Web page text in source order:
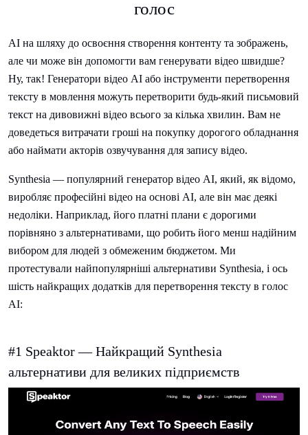
голос
AI на шляху до освоєння створення контенту та зображень,
але чи може він допомогти вам генерувати відео швидше?
Ну, так! Генератори відео AI або інструменти перетворення
тексту в мовлення можуть перетворити будь-який письмовий
текст на дивовижні відео всього за кілька хвилин. Вам не
доведеться витрачати гроші на покупку дорогого обладнання
або наймати акторів озвучування для запису відео.
Synthesia — популярний генератор відео AI, який, як відомо,
виробляє професійні відео на основі AI, але він має деякі
недоліки. Наприклад, його платні плани є дорогими
порівняно з альтернативами, що робить його менш надійним
вибором для людей з обмеженим бюджетом. Ми
протестували найпопулярніші альтернативи Synthesia, і ось
шість найкращих додатків для перетворення тексту в голос
AI:
#1 Speaktor — Найкращий Synthesia
альтернативи для великих підприємств